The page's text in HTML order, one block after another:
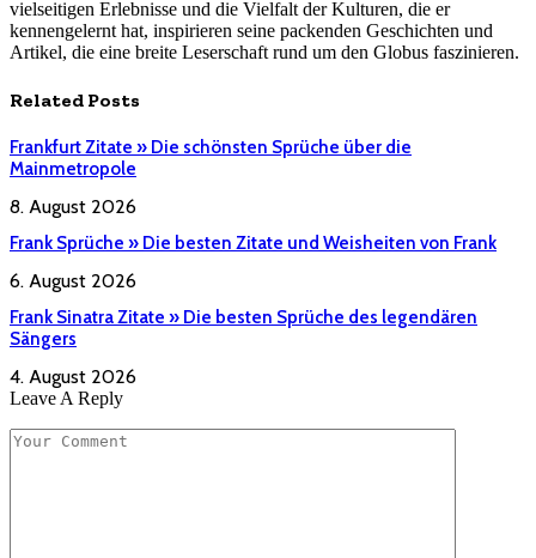
vielseitigen Erlebnisse und die Vielfalt der Kulturen, die er
kennengelernt hat, inspirieren seine packenden Geschichten und
Artikel, die eine breite Leserschaft rund um den Globus faszinieren.
Related Posts
Frankfurt Zitate » Die schönsten Sprüche über die
Mainmetropole
8. August 2026
Frank Sprüche » Die besten Zitate und Weisheiten von Frank
6. August 2026
Frank Sinatra Zitate » Die besten Sprüche des legendären
Sängers
4. August 2026
Leave A Reply